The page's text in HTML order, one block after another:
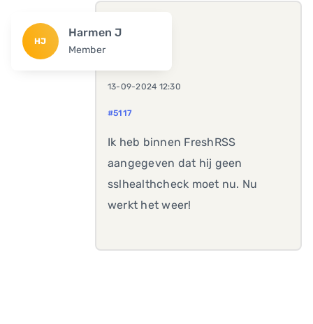
HJ
Harmen J
Member
13-09-2024 12:30
#5117
Ik heb binnen FreshRSS
aangegeven dat hij geen
sslhealthcheck moet nu. Nu
werkt het weer!